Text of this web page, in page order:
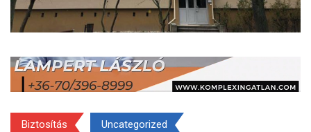
Biztosítás Uncategorized